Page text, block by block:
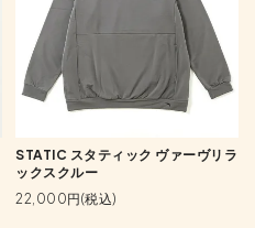
STATIC スタティック ヴァーヴリラ
ックスクルー
22,000円(税込)